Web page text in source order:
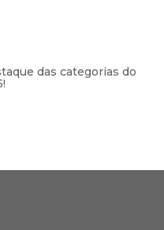
das categorias do